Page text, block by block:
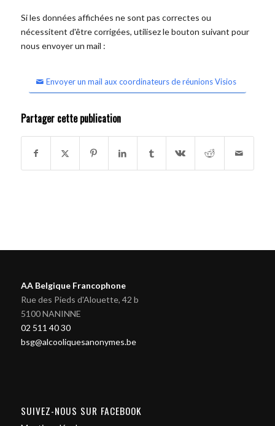
Si les données affichées ne sont pas correctes ou
nécessitent d'être corrigées, utilisez le bouton suivant pour
nous envoyer un mail :
Envoyer un mail aux coordinateurs de réunions Visios
Partager cette publication
AA Belgique Francophone
Rue des Pieds d'Alouette, 42 b
5100 NANINNE
02 511 40 30
bsg@alcooliquesanonymes.be
SUIVEZ-NOUS SUR FACEBOOK